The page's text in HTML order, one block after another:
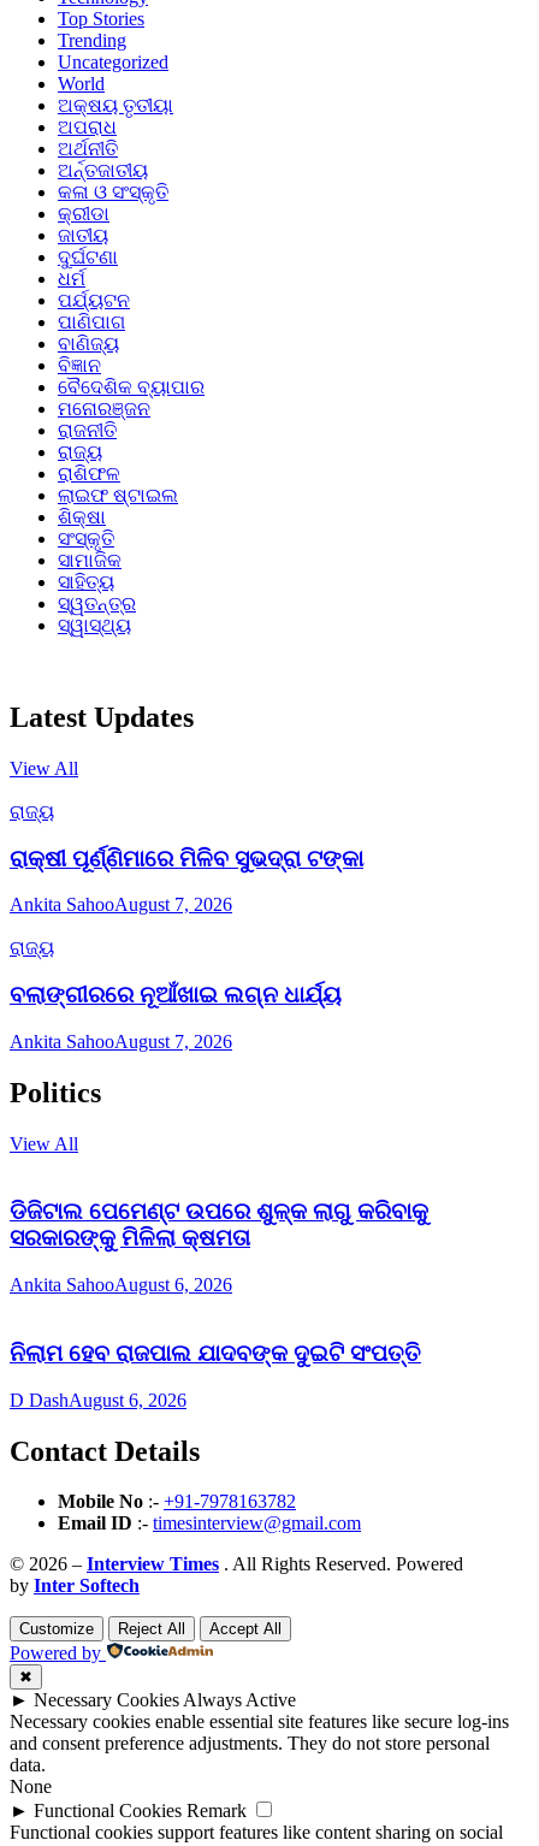
Top Stories
Trending
Uncategorized
World
ଅକ୍ଷୟ ତୃତୀୟା
ଅପରାଧ
ଅର୍ଥନୀତି
ଅର୍ନ୍ତଜାତୀୟ
କଳା ଓ ସଂସ୍କୃତି
କ୍ରୀଡା
ଜାତୀୟ
ଦୁର୍ଘଟଣା
ଧର୍ମ
ପର୍ଯ୍ୟଟନ
ପାଣିପାଗ
ବାଣିଜ୍ୟ
ବିଜ୍ଞାନ
ବୈଦେଶିକ ବ୍ୟାପାର
ମନୋରଞ୍ଜନ
ରାଜନୀତି
ରାଜ୍ୟ
ରାଶିଫଳ
ଲାଇଫ ଷ୍ଟାଇଲ
ଶିକ୍ଷା
ସଂସ୍କୃତି
ସାମାଜିକ
ସାହିତ୍ୟ
ସ୍ୱତନ୍ତ୍ର
ସ୍ୱାସ୍ଥ୍ୟ
Latest Updates
View All
ରାଜ୍ୟ
ରାକ୍ଷୀ ପୂର୍ଣ୍ଣିମାରେ ମିଳିବ ସୁଭଦ୍ରା ଟଙ୍କା
Ankita SahooAugust 7, 2026
ରାଜ୍ୟ
ବଲାଙ୍ଗୀରରେ ନୂଆଁଖାଇ ଲଗ୍ନ ଧାର୍ଯ୍ୟ
Ankita SahooAugust 7, 2026
Politics
View All
ଡିଜିଟାଲ ପେମେଣ୍ଟ ଉପରେ ଶୁଳ୍କ ଲାଗୁ କରିବାକୁ
ସରକାରଙ୍କୁ ମିଳିଲା କ୍ଷମତା
Ankita SahooAugust 6, 2026
ନିଲାମ ହେବ ରାଜପାଲ ଯାଦବଙ୍କ ଦୁଇଟି ସଂପତ୍ତି
D DashAugust 6, 2026
Contact Details
Mobile No :- +91-7978163782
Email ID :- timesinterview@gmail.com
© 2026 – Interview Times . All Rights Reserved. Powered
by Inter Softech
Customize Reject All Accept All
Powered by
✖
► Necessary CookiesAlways Active
Necessary cookies enable essential site features like secure log-ins
and consent preference adjustments. They do not store personal
data.
None
► Functional Cookies Remark
Functional cookies support features like content sharing on social